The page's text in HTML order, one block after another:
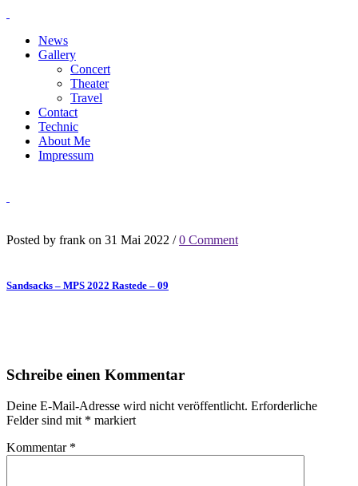
News
Gallery
Concert
Theater
Travel
Contact
Technic
About Me
Impressum
Posted by frank on 31 Mai 2022 /0 Comment
Sandsacks – MPS 2022 Rastede – 09
Schreibe einen Kommentar
Deine E-Mail-Adresse wird nicht veröffentlicht. Erforderliche
Felder sind mit * markiert
Kommentar *